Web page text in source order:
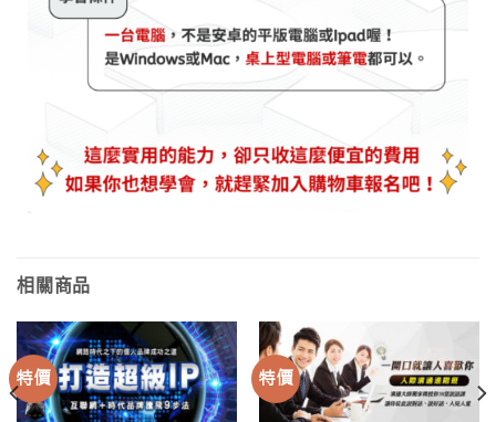
相關商品
特價 特價